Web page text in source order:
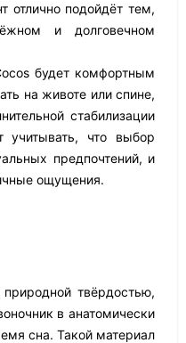
отлично подойдёт тем,
и долговечном
будет комфортным
на животе или спине,
стабилизации
учитывать, что выбор
предпочтений, и
ощущения.
твёрдостью,
в анатомически
сна. Такой материал